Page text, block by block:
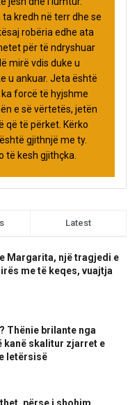
kredh në terr dhe se
robëria edhe ata
për të ndryshuar
mirë vdis duke u
u ankuar. Jeta është
forcë të hyjshme
e së vërtetës, jetën
që të përket. Kërko
gjithnjë me ty.
të kesh gjithçka.
Latest
Margarita, një tragjedi e
me të keqes, vuajtja
Thënie brilante nga
kanë skalitur zjarret e
letërsisë